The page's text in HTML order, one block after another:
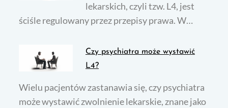
lekarskich, czyli tzw. L4, jest
ściśle regulowany przez przepisy prawa. W…
Czy psychiatra może wystawić
L4?
Wielu pacjentów zastanawia się, czy psychiatra
może wystawić zwolnienie lekarskie, znane jako